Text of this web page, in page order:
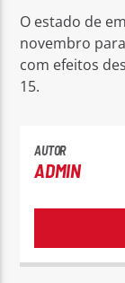
O estado de
novembro
com efeitos
15.
AUTOR
ADMIN